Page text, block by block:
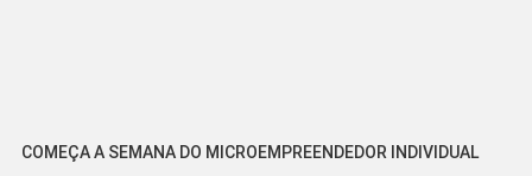
COMEÇA A SEMANA DO MICROEMPREENDEDOR INDIVIDUAL